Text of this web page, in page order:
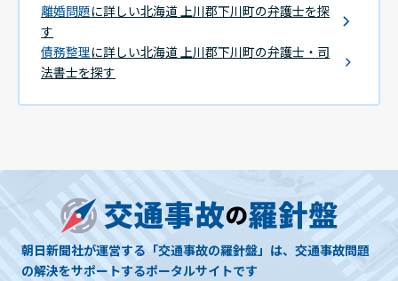
離婚問題に詳しい北海道 上川郡下川町の弁護士を探
す
債務整理に詳しい北海道 上川郡下川町の弁護士・司
法書士を探す
朝日新聞社が運営する「交通事故の羅針盤」は、交通事故問題
の解決をサポートするポータルサイトです